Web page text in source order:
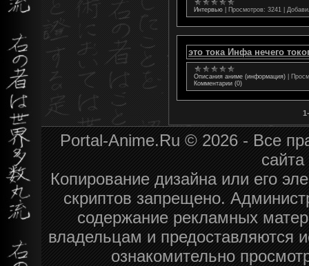
Интервью Просмотров: 3241
это тока Инфа нечего
Описания аниме (информация)
Комментарии (0)
Portal-Anime.Ru © 2026 - Все
сайта
Копирование дизайна или его
скриптов запрещено.
содержание рекламных
владельцам и предоставляются
ознакомительно